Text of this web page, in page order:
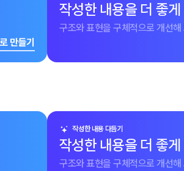
만들기
작성한 내용을 더 좋
구조와 표현을 구체적으로 개선해
작성한 내용 다듬기
작성한 내용을 더 좋
구조와 표현을 구체적으로 개선해